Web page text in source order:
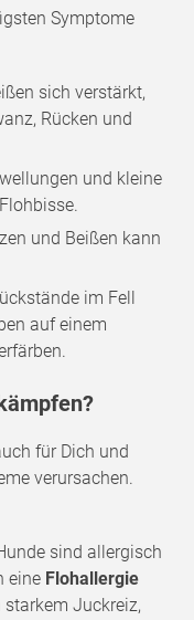
Symptome
sich verstärkt,
Rücken und
und kleine
und Beißen kann
im Fell
auf einem
für Dich und
verursachen.
sind allergisch
eine Flohallergie
Juckreiz,